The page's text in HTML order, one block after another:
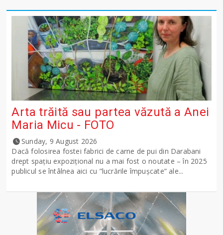
Arta trăită sau partea văzută a Anei
Maria Micu - FOTO
Sunday, 9 August 2026
Dacă folosirea fostei fabrici de carne de pui din Darabani
drept spațiu expozițional nu a mai fost o noutate – în 2025
publicul se întâlnea aici cu ”lucrările împușcate” ale...